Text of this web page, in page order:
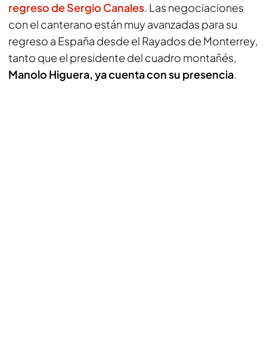
regreso de Sergio Canales. Las negociaciones
con el canterano están muy avanzadas para su
regreso a España desde el Rayados de Monterrey,
tanto que el presidente del cuadro montañés,
Manolo Higuera, ya cuenta con su presencia.